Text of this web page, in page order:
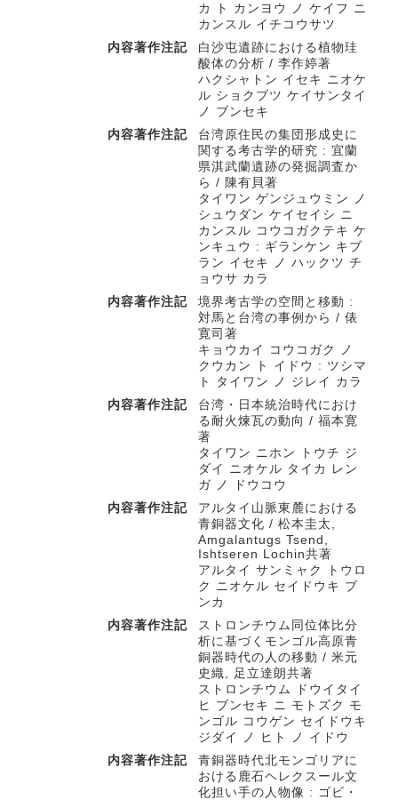
カ ト カンヨウ ノ ケイフ ニ
カンスル イチコウサツ
内容著作注記
白沙屯遺跡における植物珪
酸体の分析 / 李作婷著
ハクシャトン イセキ ニオケ
ル ショクブツ ケイサンタイ
ノ ブンセキ
内容著作注記
台湾原住民の集団形成史に
関する考古学的研究 : 宜蘭
県淇武蘭遺跡の発掘調査か
ら / 陳有貝著
タイワン ゲンジュウミン ノ
シュウダン ケイセイシ ニ
カンスル コウコガクテキ ケ
ンキュウ : ギランケン キブ
ラン イセキ ノ ハックツ チ
ョウサ カラ
内容著作注記
境界考古学の空間と移動 :
対馬と台湾の事例から / 俵
寛司著
キョウカイ コウコガク ノ
クウカン ト イドウ : ツシマ
ト タイワン ノ ジレイ カラ
内容著作注記
台湾・日本統治時代におけ
る耐火煉瓦の動向 / 福本寛
著
タイワン ニホン トウチ ジ
ダイ ニオケル タイカ レン
ガ ノ ドウコウ
内容著作注記
アルタイ山脈東麓における
青銅器文化 / 松本圭太,
Amgalantugs Tsend,
Ishtseren Lochin共著
アルタイ サンミャク トウロ
ク ニオケル セイドウキ ブ
ンカ
内容著作注記
ストロンチウム同位体比分
析に基づくモンゴル高原青
銅器時代の人の移動 / 米元
史織, 足立達朗共著
ストロンチウム ドウイタイ
ヒ ブンセキ ニ モトズク モ
ンゴル コウゲン セイドウキ
ジダイ ノ ヒト ノ イドウ
内容著作注記
青銅器時代北モンゴリアに
おける鹿石ヘレクスール文
化担い手の人物像 : ゴビ・